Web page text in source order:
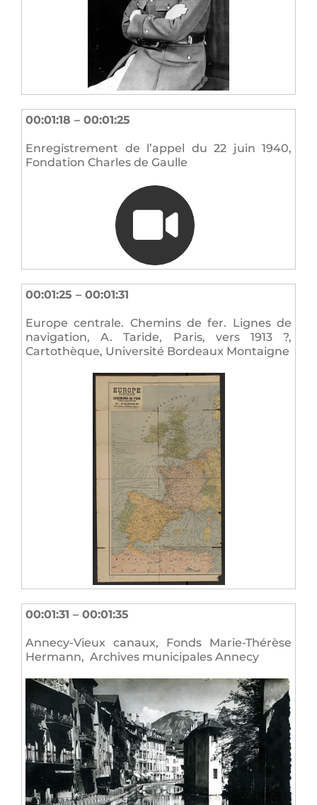
00:01:18 – 00:01:25
Enregistrement de l’appel du 22 juin 1940,
Fondation Charles de Gaulle
00:01:25 – 00:01:31
Europe centrale. Chemins de fer. Lignes de
navigation, A. Taride, Paris, vers 1913 ?,
Cartothèque, Université Bordeaux Montaigne
00:01:31 – 00:01:35
Annecy-Vieux canaux, Fonds Marie-Thérèse
Hermann, Archives municipales Annecy